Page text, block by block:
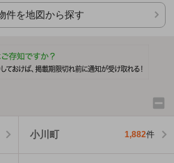
件を地図から探す
小川町 1,882件